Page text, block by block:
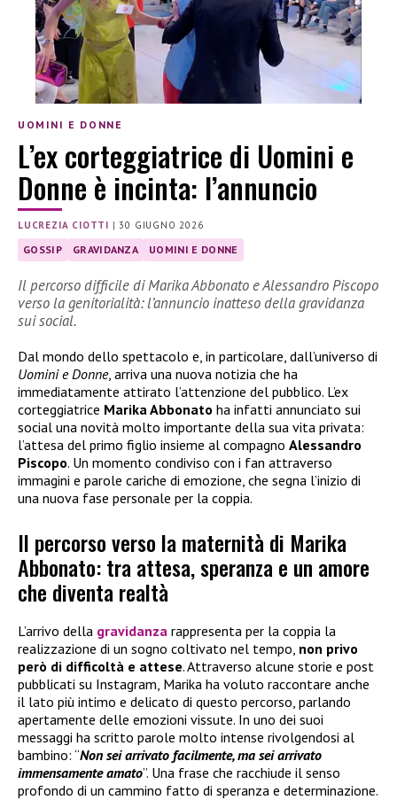
UOMINI E DONNE
L’ex corteggiatrice di Uomini e
Donne è incinta: l’annuncio
LUCREZIA CIOTTI |30 GIUGNO 2026
GOSSIP GRAVIDANZA UOMINI E DONNE
Il percorso difficile di Marika Abbonato e Alessandro Piscopo
verso la genitorialità: l’annuncio inatteso della gravidanza
sui social.
Dal mondo dello spettacolo e, in particolare, dall’universo di
Uomini e Donne, arriva una nuova notizia che ha
immediatamente attirato l’attenzione del pubblico. L’ex
corteggiatrice Marika Abbonato ha infatti annunciato sui
social una novità molto importante della sua vita privata:
l’attesa del primo figlio insieme al compagno Alessandro
Piscopo. Un momento condiviso con i fan attraverso
immagini e parole cariche di emozione, che segna l’inizio di
una nuova fase personale per la coppia.
Il percorso verso la maternità di Marika
Abbonato: tra attesa, speranza e un amore
che diventa realtà
L’arrivo della gravidanza rappresenta per la coppia la
realizzazione di un sogno coltivato nel tempo, non privo
però di difficoltà e attese. Attraverso alcune storie e post
pubblicati su Instagram, Marika ha voluto raccontare anche
il lato più intimo e delicato di questo percorso, parlando
apertamente delle emozioni vissute. In uno dei suoi
messaggi ha scritto parole molto intense rivolgendosi al
bambino: “Non sei arrivato facilmente, ma sei arrivato
immensamente amato”. Una frase che racchiude il senso
profondo di un cammino fatto di speranza e determinazione.